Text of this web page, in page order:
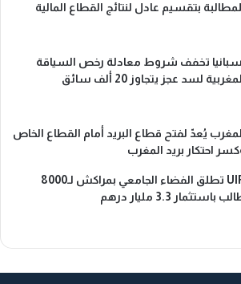
بتقسيم عادل لنتائج القطاع المالية
تخفف شروط معادلة رخص السياقة
لسد عجز يتجاوز 20 ألف سائق
يُعدّ لفتح قطاع البريد أمام القطاع الخاص
احتكار بريد المغرب
UIR تطلق الفضاء الجامعي بمراكش لـ8000
باستثمار 3.3 مليار درهم